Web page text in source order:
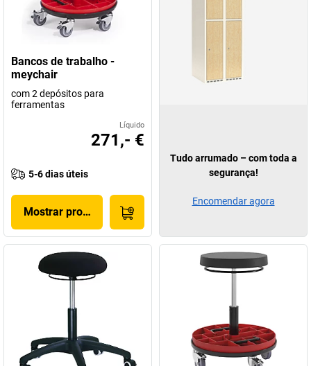
Bancos de trabalho -
meychair
com 2 depósitos para
ferramentas
Líquido
271,- €
5-6 dias úteis
Mostrar produto
Tudo arrumado – com toda a
segurança!
Encomendar agora